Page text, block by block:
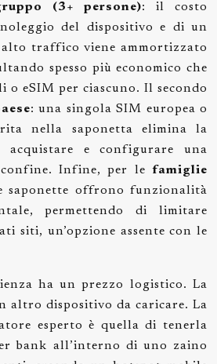
(3+ persone): il costo
del dispositivo e di un
traffico viene ammortizzato
spesso più economico che
o eSIM per ciascuno. Il secondo
: una singola SIM europea o
nella saponetta elimina la
acquistare e configurare una
Infine, per le famiglie
saponette offrono funzionalità
permettendo di limitare
siti, un’opzione assente con le
ha un prezzo logistico. La
altro dispositivo da caricare. La
esperto è quella di tenerla
bank all’interno di uno zaino